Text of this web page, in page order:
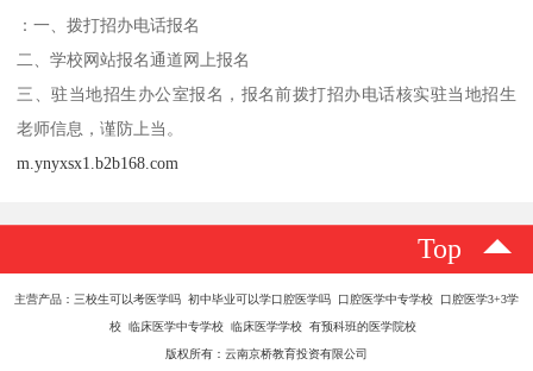
：一、拨打招办电话报名
二、学校网站报名通道网上报名
三、驻当地招生办公室报名，报名前拨打招办电话核实驻当地招生
老师信息，谨防上当。
m.ynyxsx1.b2b168.com
Top
主营产品：三校生可以考医学吗 初中毕业可以学口腔医学吗 口腔医学中专学校 口腔医学3+3学
校 临床医学中专学校 临床医学学校 有预科班的医学院校
版权所有：云南京桥教育投资有限公司